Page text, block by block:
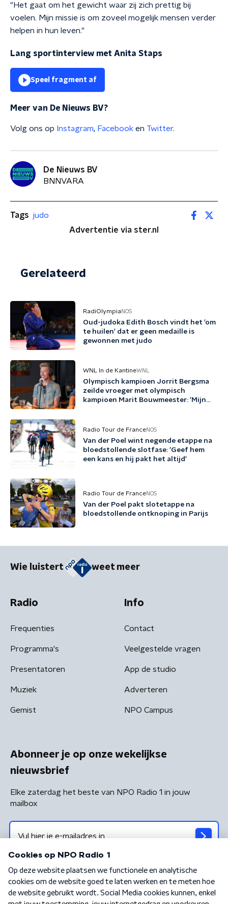
"Het gaat om het gewicht waar zij zich prettig bij
voelen. Mijn missie is om zoveel mogelijk mensen verder
helpen in hun leven."
Lang sportinterview met Anita Staps
Speel fragment af
Meer van De Nieuws BV?
Volg ons op Instagram, Facebook en Twitter.
De Nieuws BV
BNNVARA
Tags judo
Advertentie via ster.nl
Gerelateerd
RadiOlympia NOS
Oud-judoka Edith Bosch vindt het 'om
te huilen' dat er geen medaille is
gewonnen met judo
WNL In de KantineWNL
Olympisch kampioen Jorrit Bergsma
zeilde vroeger met olympisch
kampioen Marit Bouwmeester: 'Mijn
Radio Tour de FranceNOS
Van der Poel wint negende etappe na
bloedstollende slotfase: 'Geef hem
een kans en hij pakt het altijd'
Radio Tour de FranceNOS
Van der Poel pakt slotetappe na
bloedstollende ontknoping in Parijs
Wie luistert weet meer
Radio
Frequenties
Programma's
Presentatoren
Muziek
Gemist
Info
Contact
Veelgestelde vragen
App de studio
Adverteren
NPO Campus
Abonneer je op onze wekelijkse
nieuwsbrief
Elke zaterdag het beste van NPO Radio 1 in jouw
mailbox
Algemene voorwaarden